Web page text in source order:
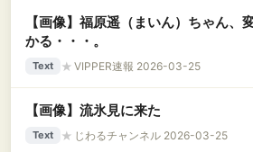
【画像】福原遥（まいん）ちゃん、
かる・・・。
Text ★ VIPPER速報 2026-03-25
【画像】流氷見に来た
Text ★ じわるチャンネル 2026-03-25